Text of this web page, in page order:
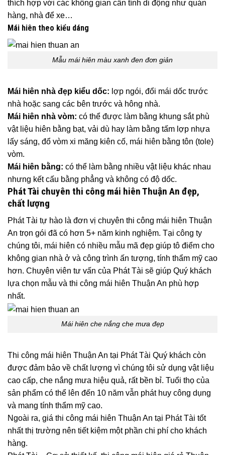
thích hợp với các không gian cần tính di động như quán
hàng, nhà để xe…
Mái hiên theo kiểu dáng
Mẫu mái hiên màu xanh đen đơn giản
Mái hiên nhà đẹp kiểu dốc: lợp ngói, đổi mái dốc trước
nhà hoặc sang các bên trước và hông nhà.
Mái hiên nhà vòm: có thể được làm bằng khung sắt phù
vật liệu hiên bằng bạt, vải dù hay làm bằng tấm lợp nhựa
lấy sáng, đổ vòm xi măng kiên cố, mái hiên bằng tôn (tole)
vòm.
Mái hiên bằng: có thể làm bằng nhiều vật liệu khác nhau
nhưng kết cấu bằng phẳng và không có độ dốc.
Phát Tài chuyên thi công mái hiên Thuận An đẹp,
chất lượng
Phát Tài tự hào là đơn vị chuyên thi công mái hiên Thuận
An trọn gói đã có hơn 5+ năm kinh nghiệm. Tại công ty
chúng tôi, mái hiên có nhiều mẫu mã đẹp giúp tô điểm cho
không gian nhà ở và công trình ấn tượng, tính thẩm mỹ cao
hơn. Chuyên viên tư vấn của Phát Tài sẽ giúp Quý khách
lựa chọn mẫu và thi công mái hiên Thuận An phù hợp
nhất.
Mái hiên che nắng che mưa đẹp
Thi công mái hiên Thuận An tại Phát Tài Quý khách còn
được đảm bảo về chất lượng vì chúng tôi sử dụng vật liệu
cao cấp, che nắng mưa hiệu quả, rất bền bỉ. Tuổi thọ của
sản phẩm có thể lên đến 10 năm vẫn phát huy công dụng
và mang tính thẩm mỹ cao.
Ngoài ra, giá thi công mái hiên Thuận An tại Phát Tài tốt
nhất thị trường nên tiết kiệm một phần chi phí cho khách
hàng.